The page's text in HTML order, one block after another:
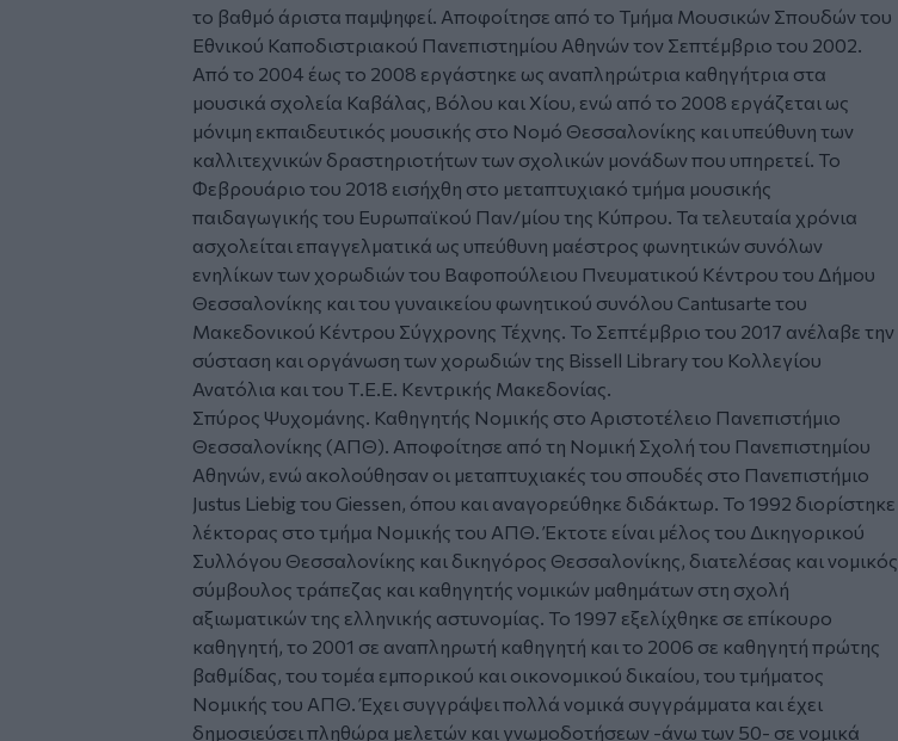
το βαθμό άριστα παμψηφεί. Αποφοίτησε από το Τμήμα Μουσικών Σπουδών του
Εθνικού Καποδιστριακού Πανεπιστημίου Αθηνών τον Σεπτέμβριο του 2002.
Από το 2004 έως το 2008 εργάστηκε ως αναπληρώτρια καθηγήτρια στα
μουσικά σχολεία Καβάλας, Βόλου και Χίου, ενώ από το 2008 εργάζεται ως
μόνιμη εκπαιδευτικός μουσικής στο Νομό Θεσσαλονίκης και υπεύθυνη των
καλλιτεχνικών δραστηριοτήτων των σχολικών μονάδων που υπηρετεί. Το
Φεβρουάριο του 2018 εισήχθη στο μεταπτυχιακό τμήμα μουσικής
παιδαγωγικής του Ευρωπαϊκού Παν/μίου της Κύπρου. Τα τελευταία χρόνια
ασχολείται επαγγελματικά ως υπεύθυνη μαέστρος φωνητικών συνόλων
ενηλίκων των χορωδιών του Βαφοπούλειου Πνευματικού Κέντρου του Δήμου
Θεσσαλονίκης και του γυναικείου φωνητικού συνόλου Cantusarte του
Μακεδονικού Κέντρου Σύγχρονης Τέχνης. Το Σεπτέμβριο του 2017 ανέλαβε την
σύσταση και οργάνωση των χορωδιών της Bissell Library του Κολλεγίου
Ανατόλια και του Τ.Ε.Ε. Κεντρικής Μακεδονίας.
Σπύρος Ψυχομάνης. Καθηγητής Νομικής στο Αριστοτέλειο Πανεπιστήμιο
Θεσσαλονίκης (ΑΠΘ). Αποφοίτησε από τη Νομική Σχολή του Πανεπιστημίου
Αθηνών, ενώ ακολούθησαν οι μεταπτυχιακές του σπουδές στο Πανεπιστήμιο
Justus Liebig του Giessen, όπου και αναγορεύθηκε διδάκτωρ. Το 1992 διορίστηκε
λέκτορας στο τμήμα Νομικής του ΑΠΘ. Έκτοτε είναι μέλος του Δικηγορικού
Συλλόγου Θεσσαλονίκης και δικηγόρος Θεσσαλονίκης, διατελέσας και νομικός
σύμβουλος τράπεζας και καθηγητής νομικών μαθημάτων στη σχολή
αξιωματικών της ελληνικής αστυνομίας. Το 1997 εξελίχθηκε σε επίκουρο
καθηγητή, το 2001 σε αναπληρωτή καθηγητή και το 2006 σε καθηγητή πρώτης
βαθμίδας, του τομέα εμπορικού και οικονομικού δικαίου, του τμήματος
Νομικής του ΑΠΘ. Έχει συγγράψει πολλά νομικά συγγράμματα και έχει
δημοσιεύσει πληθώρα μελετών και γνωμοδοτήσεων -άνω των 50- σε νομικά